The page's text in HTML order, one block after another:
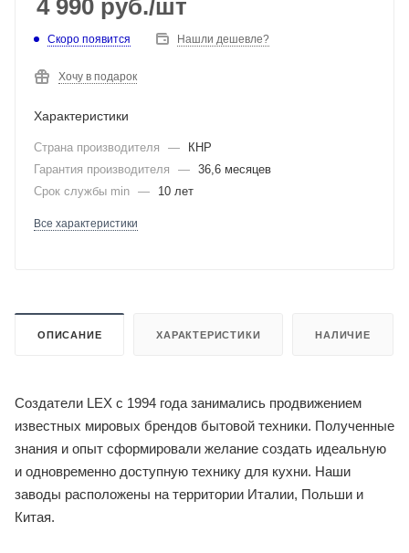
4 990 руб./шт
Скоро появится Нашли дешевле?
Хочу в подарок
Характеристики
Страна производителя —
КНР
Гарантия производителя
— 36,6 месяцев
Срок службы min — 10 лет
Все характеристики
ОПИСАНИЕ ХАРАКТЕРИСТИКИ НАЛИЧИЕ
Создатели LEX с 1994 года занимались продвижением
известных мировых брендов бытовой техники. Полученные
знания и опыт сформировали желание создать идеальную
и одновременно доступную технику для кухни. Наши
заводы расположены на территории Италии, Польши и
Китая.